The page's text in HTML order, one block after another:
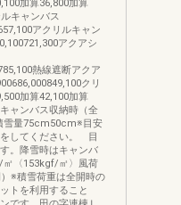
加算36,800加算
キャンバス
アクリルキャン
アクアシ
熱線遮断アクア
クリ
加算42,100加算
ャンバス収納時（全
雪量75cm50cm※目安
してください。 ‌目
。降雪時はキャンバ
㎡〈153kgf/㎡〉風荷
※積雪荷重は全開時の
トを利用すること